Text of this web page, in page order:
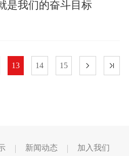
是我们的奋斗目标
13 14 15
新闻动态 加入我们